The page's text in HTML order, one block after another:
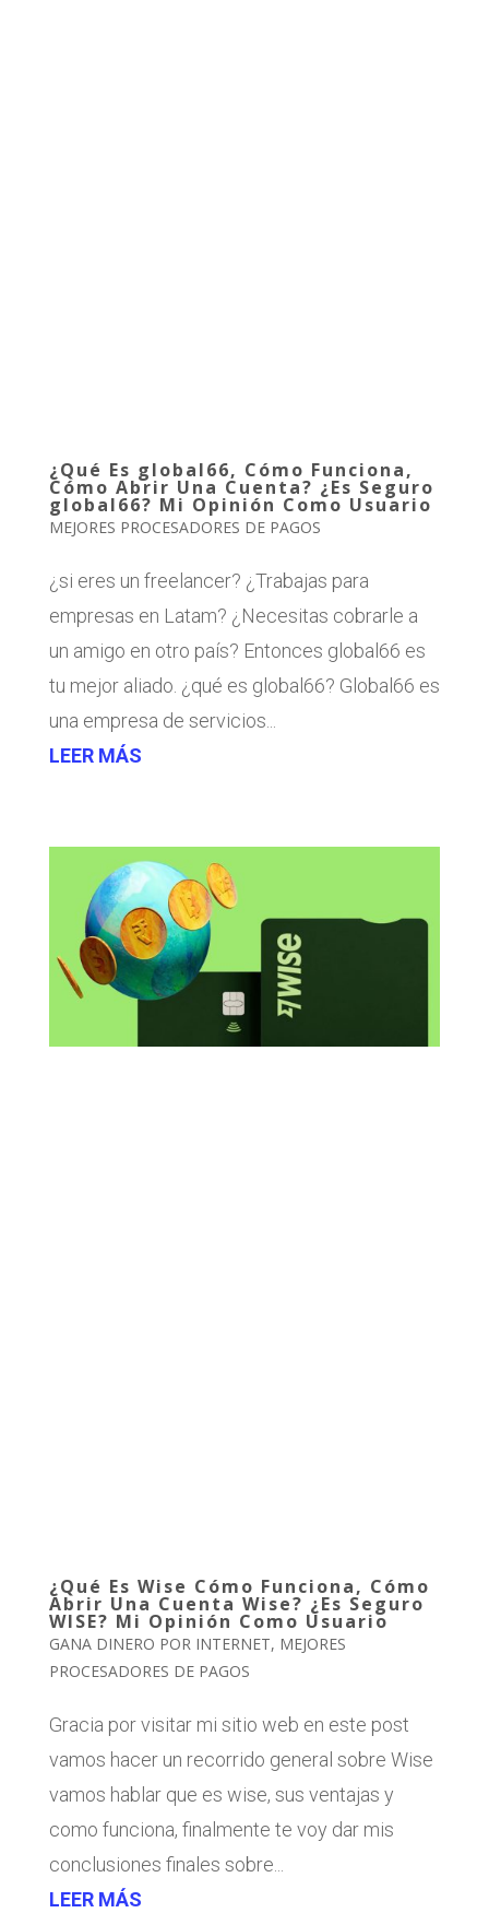
¿Qué Es global66, Cómo Funciona,
Cómo Abrir Una Cuenta? ¿Es Seguro
global66? Mi Opinión Como Usuario
MEJORES PROCESADORES DE PAGOS
¿si eres un freelancer? ¿Trabajas para
empresas en Latam? ¿Necesitas cobrarle a
un amigo en otro país? Entonces global66 es
tu mejor aliado. ¿qué es global66? Global66 es
una empresa de servicios...
LEER MÁS
¿Qué Es Wise Cómo Funciona, Cómo
Abrir Una Cuenta Wise? ¿Es Seguro
WISE? Mi Opinión Como Usuario
GANA DINERO POR INTERNET, MEJORES
PROCESADORES DE PAGOS
Gracia por visitar mi sitio web en este post
vamos hacer un recorrido general sobre Wise
vamos hablar que es wise, sus ventajas y
como funciona, finalmente te voy dar mis
conclusiones finales sobre...
LEER MÁS